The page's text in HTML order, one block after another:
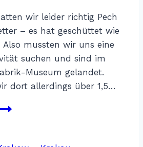
wir leider richtig Pech
– es hat geschüttet wie
Also mussten wir uns eine
suchen und sind im
Museum gelandet.
dort allerdings über 1,5…